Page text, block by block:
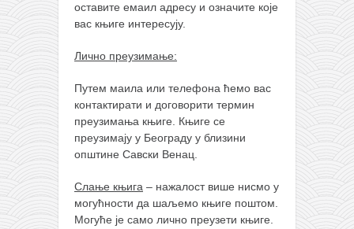
оставите емаил адресу и означите које
вас књиге интересују.
Лично преузимање:
Путем маила или телефона ћемо вас
контактирати и договорити термин
преузимања књиге. Књиге се
преузимају у Београду у близини
општине Савски Венац.
Слање књига – нажалост више нисмо у
могућности да шаљемо књиге поштом.
Могуће је само лично преузети књиге.